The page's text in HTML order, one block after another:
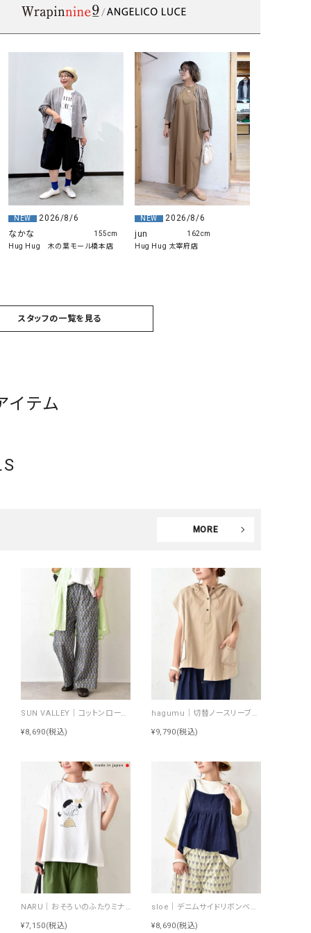
NEW
2026/8/6
なかな
Hug Hug 木の葉モール橋本店
155cm
NEW
2026/8/6
jun
Hug Hug 太宰府店
162cm
スタッフの一覧を見る
イテム
MORE
SUN VALLEY｜コットンローンボタニカルプリントパンツ [[SK5060265]][C]
¥8,690(税込)
hagumu｜切替ノースリーブプルオーバー [[66361091]][C]
¥9,790(税込)
NARU｜おそろいのふたりミナミシャツ [[672010]][C]
¥7,150(税込)
sloe｜デニムサイドリボンベスト [[4404239-H]][C]
¥8,690(税込)